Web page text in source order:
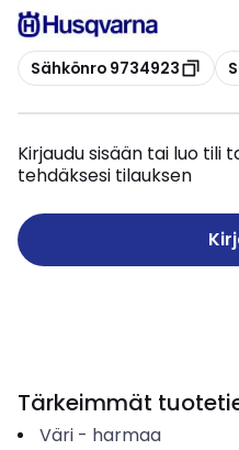
Kopioi
Sähkönro 9734923
Kirjaudu sisään tai luo tili
tehdäksesi tilauksen
Tärkeimmät
Väri- harmaa